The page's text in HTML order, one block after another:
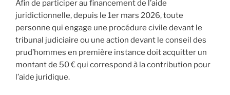
Afin de participer au financement de l’aide
juridictionnelle, depuis le 1er mars 2026, toute
personne qui engage une procédure civile devant le
tribunal judiciaire ou une action devant le conseil des
prud’hommes en première instance doit acquitter un
montant de 50 € qui correspond à la contribution pour
l’aide juridique.